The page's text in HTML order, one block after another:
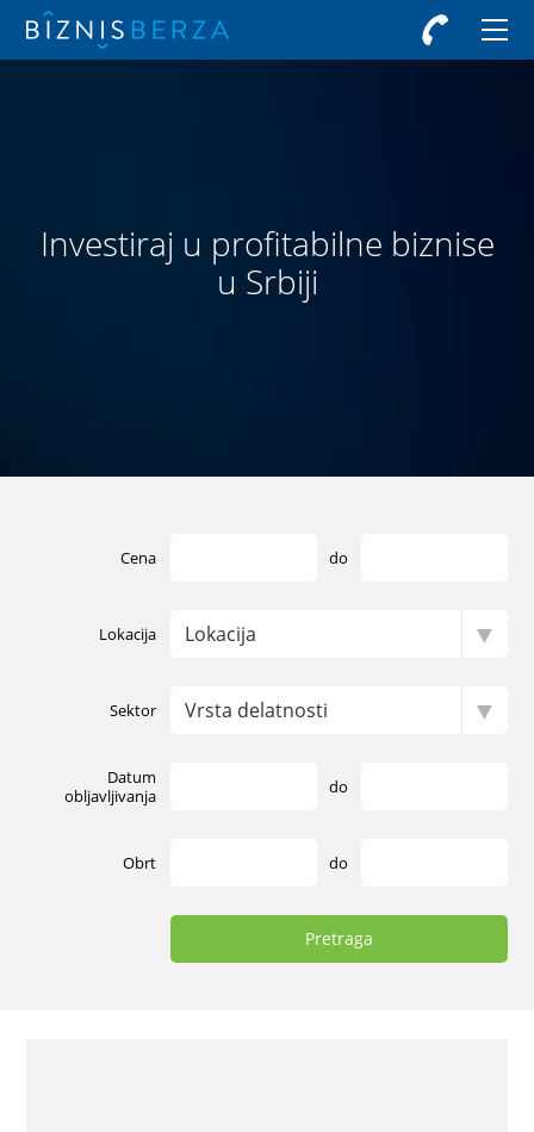
Investiraj u profitabilne biznise
u Srbiji
Cena do
Lokacija
Sektor
Datum
obljavljivanja
do
Obrt do
Pretraga